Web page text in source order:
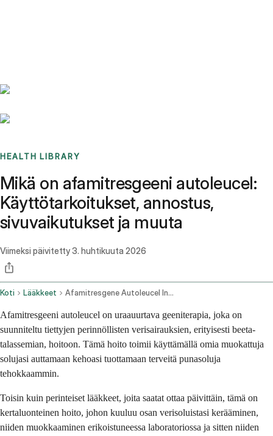
HEALTH LIBRARY
Mikä on afamitresgeeni autoleucel:
Käyttötarkoitukset, annostus,
sivuvaikutukset ja muuta
Viimeksi päivitetty3. huhtikuuta 2026
Koti Lääkkeet Afamitresgene Autoleucel Intravenous Route
Afamitresgeeni autoleucel on uraauurtava geeniterapia, joka on
suunniteltu tiettyjen perinnöllisten verisairauksien, erityisesti beeta-
talassemian, hoitoon. Tämä hoito toimii käyttämällä omia muokattuja
solujasi auttamaan kehoasi tuottamaan terveitä punasoluja
tehokkaammin.
Toisin kuin perinteiset lääkkeet, joita saatat ottaa päivittäin, tämä on
kertaluonteinen hoito, johon kuuluu osan verisoluistasi kerääminen,
niiden muokkaaminen erikoistuneessa laboratoriossa ja sitten niiden